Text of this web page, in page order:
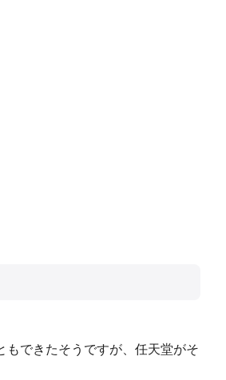
できたそうですが、任天堂がそ